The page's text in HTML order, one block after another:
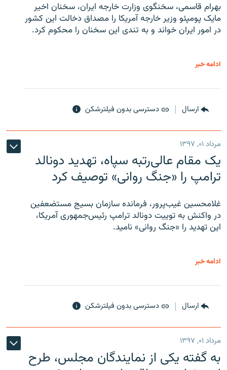
بهرام قاسمی، سخنگوی وزارت خارجه ایران، سخنان اخیر
مایک پومپئو وزیر خارجه آمریکا را مصداق دخالت این کشور
در امور ایران خواند و به تندی این سخنان را محکوم کرد.
ادامه خبر
ارسال دسترسی بدون فیلترشکن
مرداد ۰۱, ۱۳۹۷
یک مقام عالی‌رتبه سپاه، تهدید دونالد
ترامپ را «جنگ روانی» توصیف کرد
غلامحسین غیب‌پرور، فرمانده سازمان بسیج مستضعفین
در واکنش به توییت دونالد ترامپ رئیس‌جمهوری آمریکا،
این تهدید را «جنگ روانی» نامید.
ادامه خبر
ارسال دسترسی بدون فیلترشکن
مرداد ۰۱, ۱۳۹۷
به گفته یکی از نمایندگان مجلس، طرح